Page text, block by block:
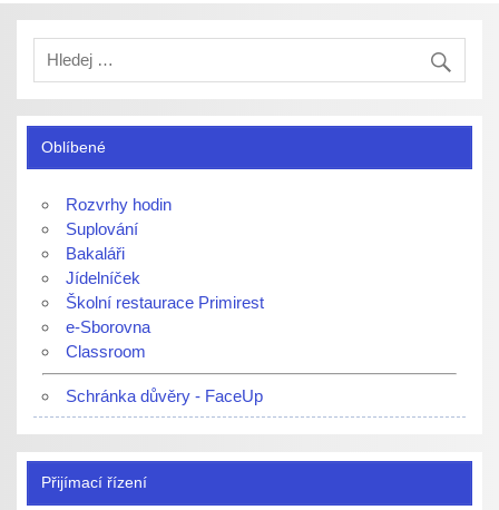
Oblíbené
Rozvrhy hodin
Suplování
Bakaláři
Jídelníček
Školní restaurace Primirest
e-Sborovna
Classroom
Schránka důvěry - FaceUp
Přijímací řízení